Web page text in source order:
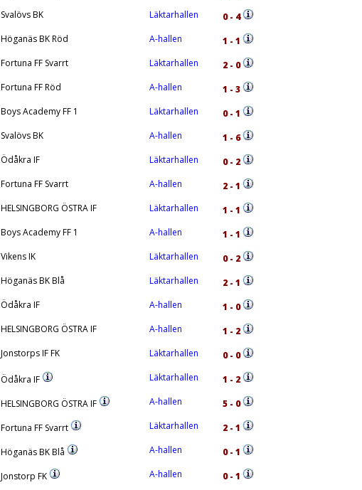
Svalövs BK Läktarhallen
0 - 4
Höganäs BK Röd A-hallen
1 - 1
Fortuna FF Svarrt Läktarhallen
2 - 0
Fortuna FF Röd A-hallen
1 - 3
Boys Academy FF 1 Läktarhallen
0 - 1
Svalövs BK A-hallen
1 - 6
Ödåkra IF Läktarhallen
0 - 2
Fortuna FF Svarrt A-hallen
2 - 1
HELSINGBORG ÖSTRA IF Läktarhallen
1 - 1
Boys Academy FF 1 A-hallen
1 - 1
Vikens IK Läktarhallen
0 - 2
Höganäs BK Blå Läktarhallen
2 - 1
Ödåkra IF A-hallen
1 - 0
HELSINGBORG ÖSTRA IF A-hallen
1 - 2
Jonstorps IF FK Läktarhallen
0 - 0
Ödåkra IF Läktarhallen
1 - 2
HELSINGBORG ÖSTRA IF A-hallen
5 - 0
Fortuna FF Svarrt Läktarhallen
2 - 1
Höganäs BK Blå A-hallen
0 - 1
Jonstorp FK A-hallen 0 - 1